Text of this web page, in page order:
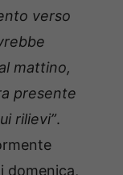
verso
mattino,
presente
rilievi”.
domenica,